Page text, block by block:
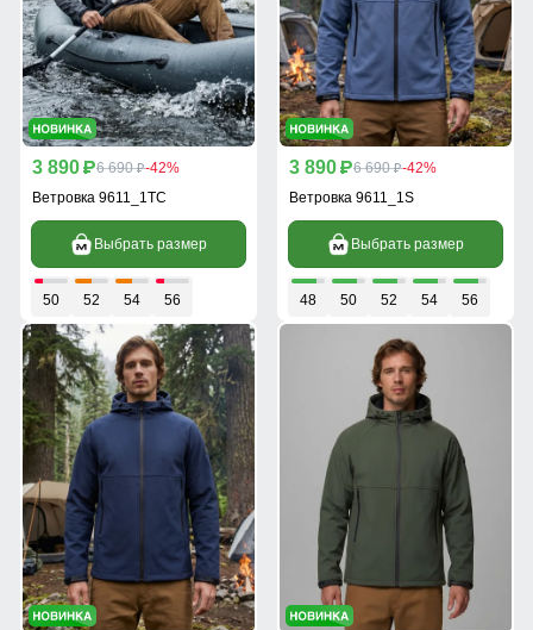
3 890 p6 690 p-42%
Ветровка 9611_1TC
Выбрать размер
50 52 54 56
3 890 p6 690 p-42%
Ветровка 9611_1S
Выбрать размер
48 50 52 54 56